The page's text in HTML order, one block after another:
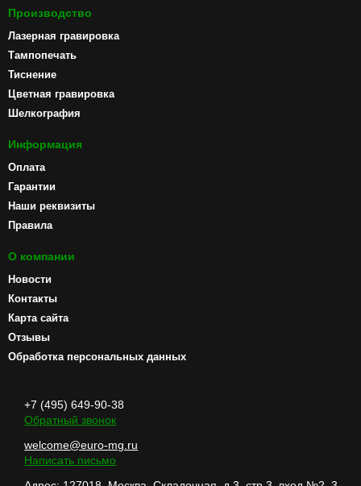
Производство
Лазерная гравировка
Тампопечать
Тиснение
Цветная гравировка
Шелкография
Информация
Оплата
Гарантии
Наши реквизиты
Правила
О компании
Новости
Контакты
Карта сайта
Отзывы
Обработка персональных данных
+7 (495) 649-90-38
Обратный звонок
welcome@euro-mg.ru
Написать письмо